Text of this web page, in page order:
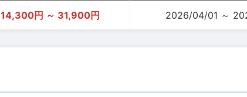
14,300円 ～ 31,900円 2026/04/01 ～